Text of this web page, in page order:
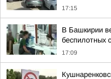
17:15
В Башкирии
беспилотных
17:09